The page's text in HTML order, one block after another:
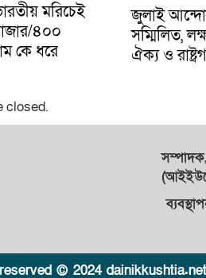
মরিচেই
৪০০
কে ধরে
জুলাই
সম্মিলিত,
ঐক্য ও
closed.
সম্পাদক,
© 2024 dainikkushtia.net